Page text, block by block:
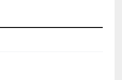
tramite alimentatore con
tappi e
h